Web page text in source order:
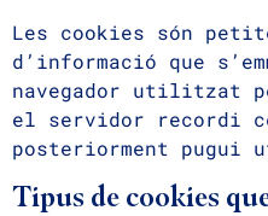
Les cookies són
d’informació que
navegador utilitzat
el servidor recordi
posteriorment
Tipus de cookies